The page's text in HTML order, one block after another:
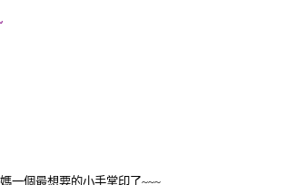
一個最想要的小手掌印了~~~